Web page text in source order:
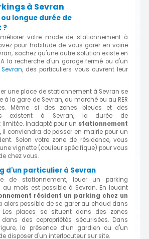
à Sevran
longue durée de
?
votre mode de stationnement à
pour habitude de vous garer en voirie
sachez qu'une autre solution existe en
la recherche d'un garage fermé ou d'un
, des particuliers vous ouvrent leur
une place de stationnement à Sevran se
à la gare de Sevran, au marché ou au RER
Même si des zones bleues et des
existent à Sevran, la durée de
Inadapté pour un stationnement
il conviendra de passer en mairie pour un
Selon votre zone de résidence, vous
vignette (couleur spécifique) pour vous
chez vous.
d'un particulier à Sevran
de stationnement, louer un parking
mois est possible à Sevran. En louant
résident un parking chez un
alors possible de se garer au chaud dans
Les places se situent dans des zones
des copropriétés sécurisées. Dans
la présence d’un gardien ou d'un
disposer d'un interlocuteur sur site.